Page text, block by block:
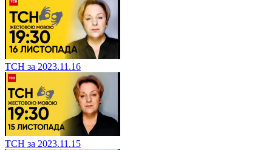
ТСН за 2023.11.16
ТСН за 2023.11.15